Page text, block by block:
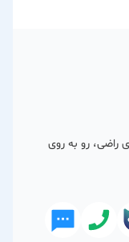
راضی، رو به روی